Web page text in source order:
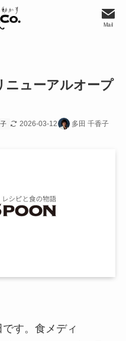
Mail
ニューアルオープ
2026-03-12 多田 千香子
す。食メディ